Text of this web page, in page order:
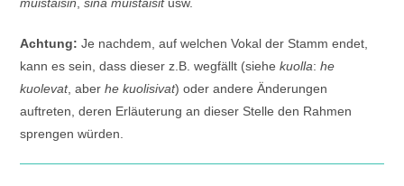
Achtung: Je nachdem, auf welchen Vokal der Stamm endet,
kann es sein, dass dieser z.B. wegfällt (siehekuolla:he
kuolevat, aberhe kuolisivat) oder andere Änderungen
auftreten, deren Erläuterung an dieser Stelle den Rahmen
sprengen würden.